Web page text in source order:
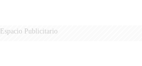
Espacio Publicitario